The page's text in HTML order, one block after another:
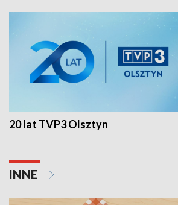
20 lat TVP3 Olsztyn
INNE